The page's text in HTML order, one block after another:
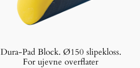
Dura-Pad Block. Ø150 slipekloss.
For ujevne overflater